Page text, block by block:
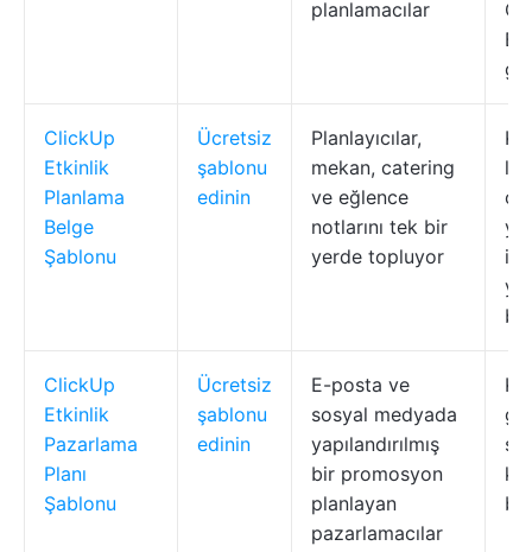
planlamacılar
ClickUp
Etkinlik
Planlama
Belge
Şablonu
Ücretsiz
şablonu
edinin
Planlayıcılar,
mekan, catering
ve eğlence
notlarını tek bir
yerde topluyor
ClickUp
Etkinlik
Pazarlama
Planı
Şablonu
Ücretsiz
şablonu
edinin
E-posta ve
sosyal medyada
yapılandırılmış
bir promosyon
planlayan
pazarlamacılar